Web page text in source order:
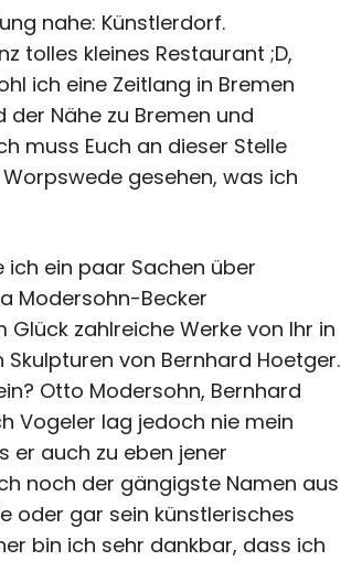
nahe: Künstlerdorf.
tolles kleines Restaurant ;D,
ich eine Zeitlang in Bremen
Nähe zu Bremen und
muss Euch an dieser Stelle
gesehen, was ich
ein paar Sachen über
Modersohn-Becker
zahlreiche Werke von Ihr in
von Bernhard Hoetger.
Otto Modersohn, Bernhard
Vogeler lag jedoch nie mein
er auch zu eben jener
noch der gängigste Namen aus
oder gar sein künstlerisches
bin ich sehr dankbar, dass ich